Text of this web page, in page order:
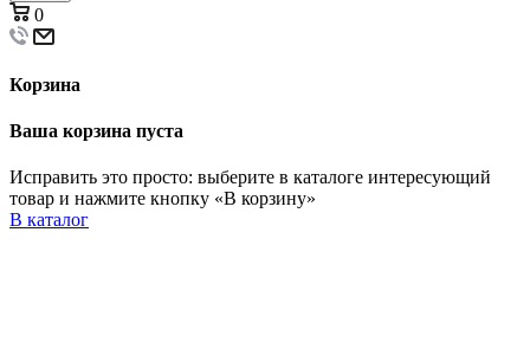
0
Корзина
Ваша корзина пуста
Исправить это просто: выберите в каталоге интересующий
товар и нажмите кнопку «В корзину»
В каталог